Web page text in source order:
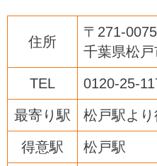
住所
〒271-0075
千葉県松
TEL 0120-25-
最寄り駅 松戸駅よ
得意駅 松戸駅